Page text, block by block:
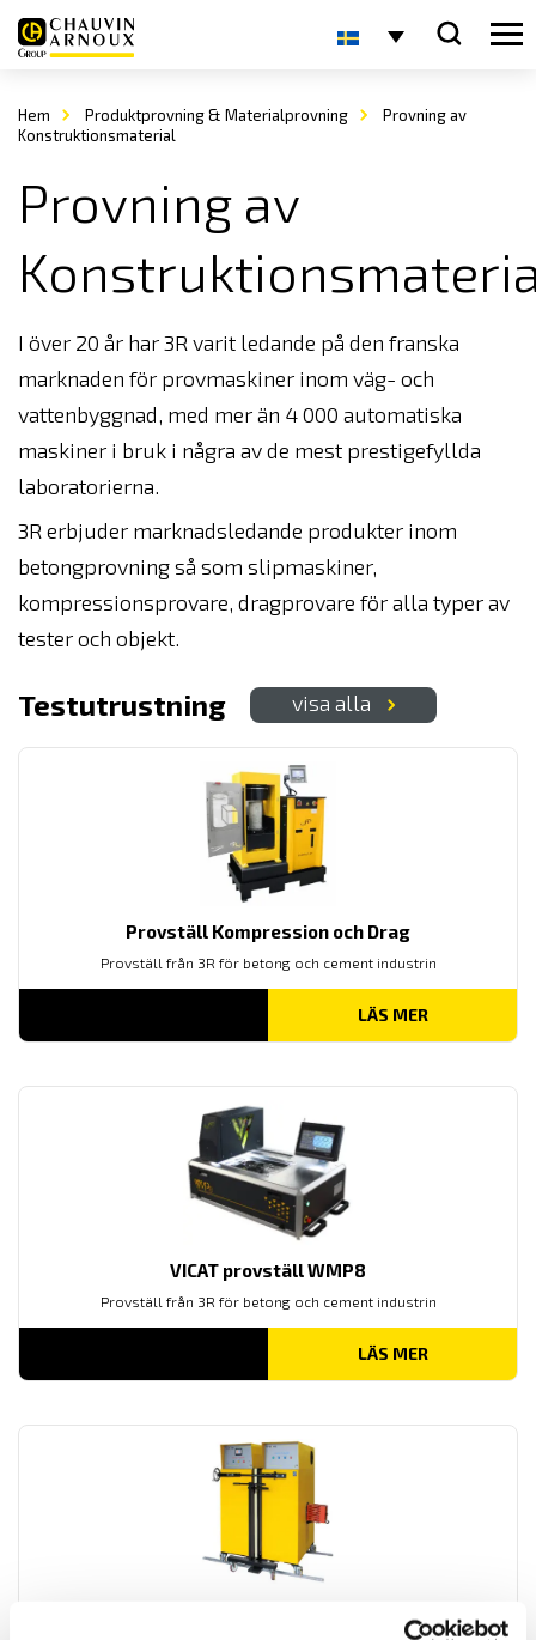
Hem Produktprovning & Materialprovning
Provning av
Konstruktionsmaterial
Provning av
I över 20 år har 3R varit ledande på den franska
marknaden för provmaskiner inom väg- och
vattenbyggnad, med mer än 4 000 automatiska
maskiner i bruk i några av de mest prestigefyllda
laboratorierna.
3R erbjuder marknadsledande produkter inom
betongprovning så som slipmaskiner,
kompressionsprovare, dragprovare för alla typer av
tester och objekt.
Testutrustning visa alla
Provställ Kompression och Drag
Provställ från 3R för betong och cement industrin
LÄS MER
VICAT provställ WMP8
Provställ från 3R för betong och cement industrin
LÄS MER